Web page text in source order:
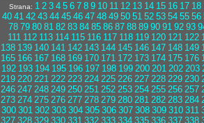
Strana: 1 2 3 4 5 6 7 8 9 10 11 12 13 14 15 16 17 18
40 41 42 43 44 45 46 47 48 49 50 51 52 53 54 55 56
78 79 80 81 82 83 84 85 86 87 88 89 90 91 92 93
111 112 113 114 115 116 117 118 119 120 121 122
138 139 140 141 142 143 144 145 146 147 148 149
165 166 167 168 169 170 171 172 173 174 175 176
192 193 194 195 196 197 198 199 200 201 202 203
219 220 221 222 223 224 225 226 227 228 229 230
246 247 248 249 250 251 252 253 254 255 256 257
273 274 275 276 277 278 279 280 281 282 283 284
300 301 302 303 304 305 306 307 308 309 310 311
327 328 329 330 331 332 333 334 335 336 337 338